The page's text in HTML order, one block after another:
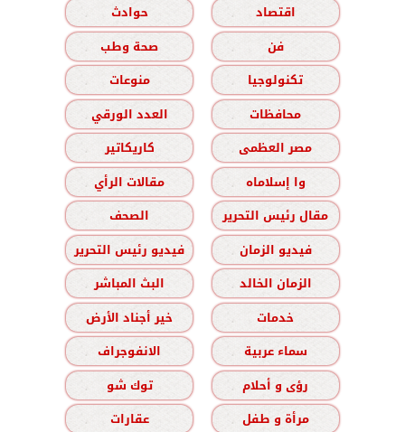
اقتصاد
حوادث
فن
صحة وطب
تكنولوجيا
منوعات
محافظات
العدد الورقي
مصر العظمى
كاريكاتير
وا إسلاماه
مقالات الرأي
مقال رئيس التحرير
الصحف
فيديو الزمان
فيديو رئيس التحرير
الزمان الخالد
البث المباشر
خدمات
خير أجناد الأرض
سماء عربية
الانفوجراف
رؤى و أحلام
توك شو
مرأة و طفل
عقارات